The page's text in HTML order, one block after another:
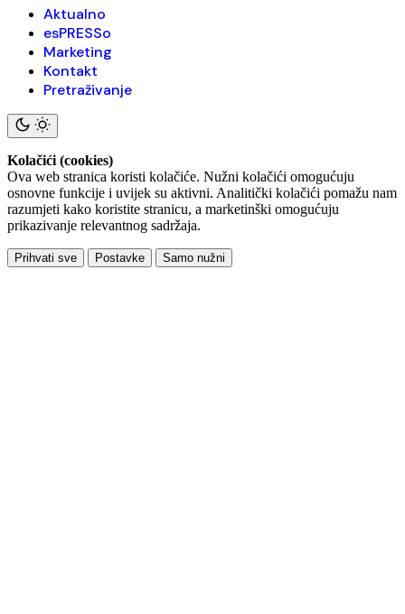
Aktualno
esPRESSo
Marketing
Kontakt
Pretraživanje
Kolačići (cookies)
Ova web stranica koristi kolačiće. Nužni kolačići omogućuju
osnovne funkcije i uvijek su aktivni. Analitički kolačići pomažu nam
razumjeti kako koristite stranicu, a marketinški omogućuju
prikazivanje relevantnog sadržaja.
Prihvati sve Postavke Samo nužni